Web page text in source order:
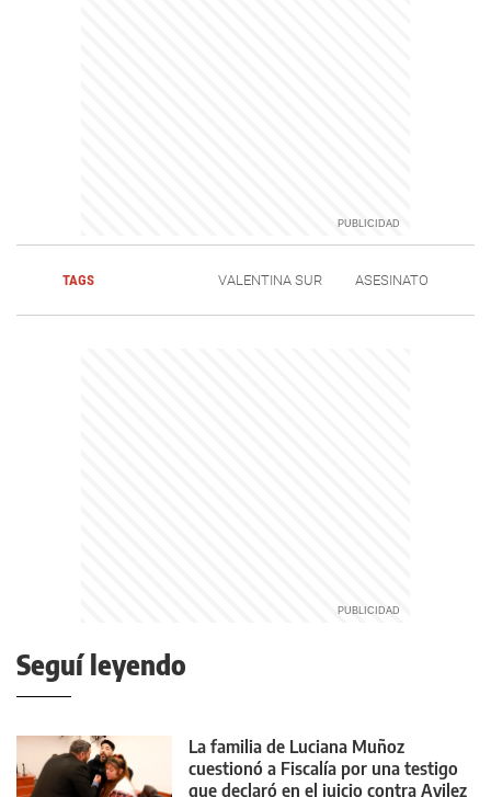
TAGS VALENTINA SUR ASESINATO
Seguí leyendo
La familia de Luciana Muñoz
cuestionó a Fiscalía por una testigo
que declaró en el juicio contra Avilez